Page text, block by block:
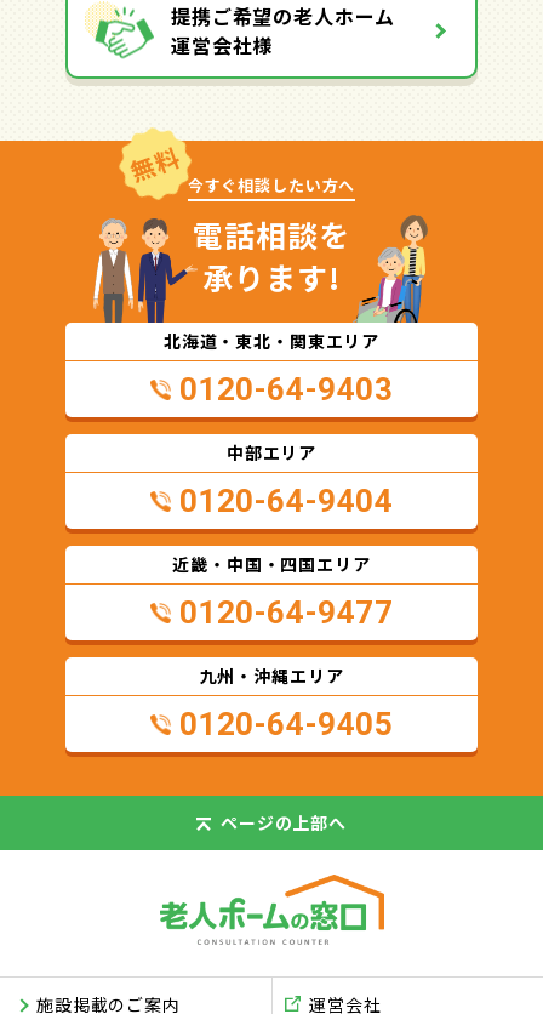
提携ご希望の老人ホーム
運営会社様
無料 今すぐ相談したい方へ
電話相談を
承ります!
北海道・東北・関東エリア
0120-64-9403
中部エリア
0120-64-9404
近畿・中国・四国エリア
0120-64-9477
九州・沖縄エリア
0120-64-9405
ページの 上部へ
施設掲載のご案内 運営会社